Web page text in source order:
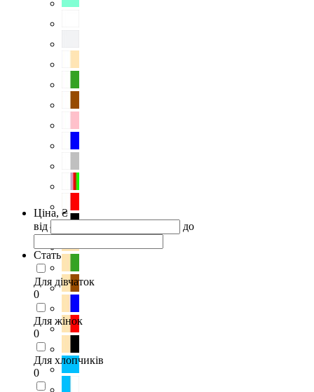
Ціна, ₴
від
до
Стать
Для дівчаток
0
Для жінок
0
Для хлопчиків
0